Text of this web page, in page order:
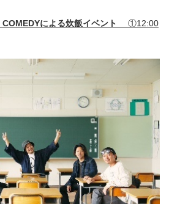
による炊飯イベント
①12:00